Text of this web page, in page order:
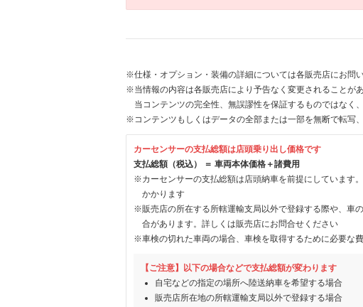
※仕様・オプション・装備の詳細については各販売店にお問い
※当情報の内容は各販売店により予告なく変更されることが
当コンテンツの完全性、無誤謬性を保証するものではなく
※コンテンツもしくはデータの全部または一部を無断で転写
カーセンサーの支払総額は店頭乗り出し価格です
支払総額（税込） ＝ 車両本体価格＋諸費用
※カーセンサーの支払総額は店頭納車を前提にしています
かかります
※販売店の所在する所轄運輸支局以外で登録する際や、車
合があります。詳しくは販売店にお問合せください
※車検の切れた車両の場合、車検を取得するために必要な
【ご注意】以下の場合などで支払総額が変わります
自宅などの指定の場所へ陸送納車を希望する場合
販売店所在地の所轄運輸支局以外で登録する場合